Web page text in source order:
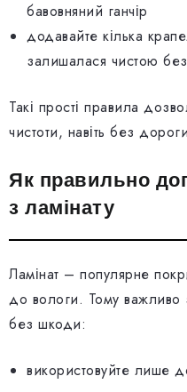
бавовняний ганчір
додавайте кілька
залишалася чистою
Такі прості правила
чистоти, навіть без
Як правильно
з ламінату
Ламінат – популярне
до вологи. Тому важливо
без шкоди:
використовуйте лише